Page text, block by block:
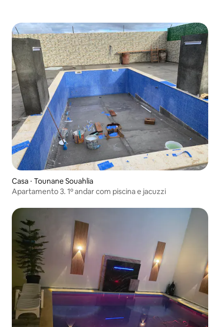
Casa ⋅ Tounane Souahlia
Apartamento 3. 1º andar com piscina e jacuzzi